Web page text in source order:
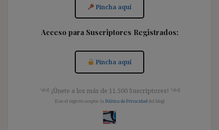
Pincha aquí
Acceso para Suscriptores Registrados:
Pincha aquí
༺ ¡Únete a los más de 11.500 Suscriptores! ༺
[Con el registro aceptas la Política de Privacidad del blog]